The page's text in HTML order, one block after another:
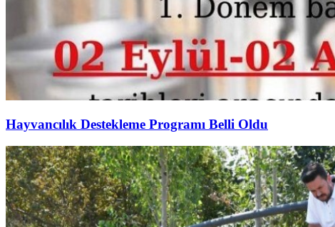
Hayvancılık Destekleme Programı Belli Oldu